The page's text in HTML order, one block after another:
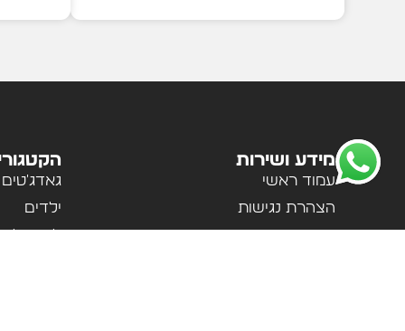
מידע ושירות
עמוד ראשי
הצהרת נגישות
מדיניות פרטיות
גאדג'טים
ילדים
לבית